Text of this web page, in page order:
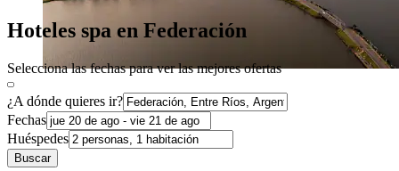
Hoteles spa en Federación
Selecciona las fechas para ver las mejores ofertas
¿A dónde quieres ir?
Fechas
Huéspedes
Buscar